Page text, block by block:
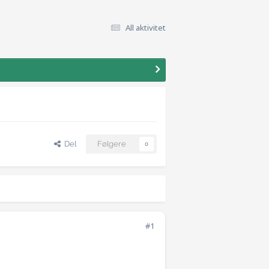
All aktivitet
Del Følgere 0
#1